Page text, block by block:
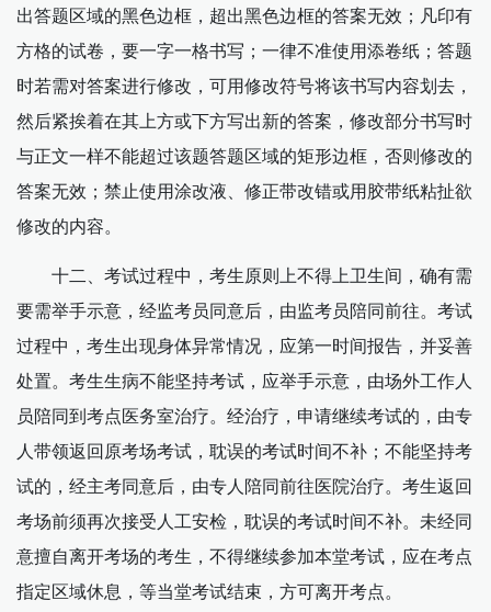
出答题区域的黑色边框，超出黑色边框的答案无效；凡印有
方格的试卷，要一字一格书写；一律不准使用添卷纸；答题
时若需对答案进行修改，可用修改符号将该书写内容划去，
然后紧挨着在其上方或下方写出新的答案，修改部分书写时
与正文一样不能超过该题答题区域的矩形边框，否则修改的
答案无效；禁止使用涂改液、修正带改错或用胶带纸粘扯欲
修改的内容。
十二、考试过程中，考生原则上不得上卫生间，确有需
要需举手示意，经监考员同意后，由监考员陪同前往。考试
过程中，考生出现身体异常情况，应第一时间报告，并妥善
处置。考生生病不能坚持考试，应举手示意，由场外工作人
员陪同到考点医务室治疗。经治疗，申请继续考试的，由专
人带领返回原考场考试，耽误的考试时间不补；不能坚持考
试的，经主考同意后，由专人陪同前往医院治疗。考生返回
考场前须再次接受人工安检，耽误的考试时间不补。未经同
意擅自离开考场的考生，不得继续参加本堂考试，应在考点
指定区域休息，等当堂考试结束，方可离开考点。